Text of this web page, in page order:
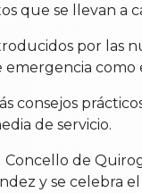
que se llevan a
por las
consejos
de servicio.
de
y se celebra